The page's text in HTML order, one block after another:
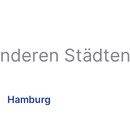
Städten
Hamburg